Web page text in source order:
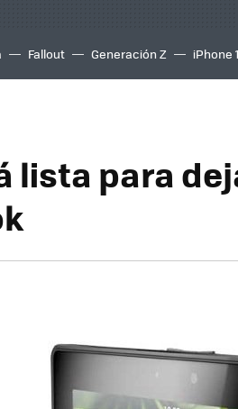
Fallout Generación Z iPhone
lista para